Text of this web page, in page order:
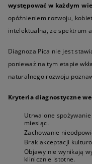
występować w każdym
opóźnieniem rozwoju,
intelektualną, ze
Diagnoza Pica nie jest
ponieważ na tym etapie
naturalnego rozwoju
Kryteria diagnostyczne
Utrwalone
miesiąc.
Zachowanie
Brak akceptacji
Objawy nie wynikają
klinicznie istotne.